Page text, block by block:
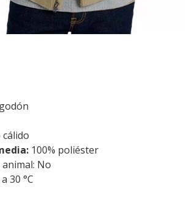
100% poliéster
No
30 °C